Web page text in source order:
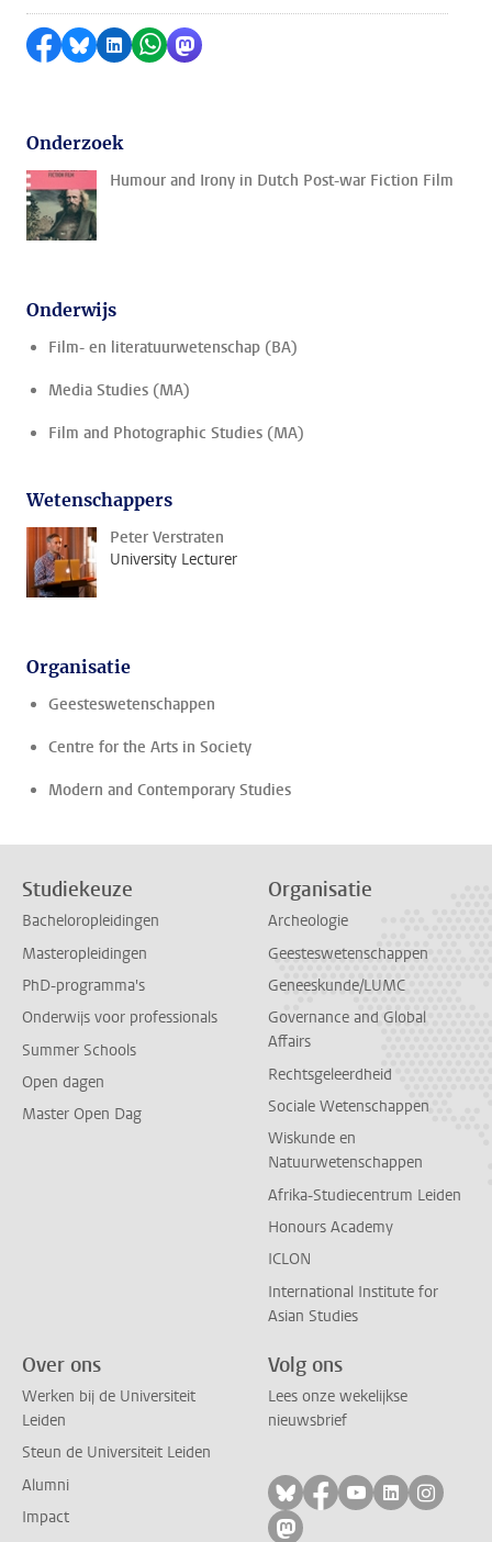
Delen op Facebook
Delen via Bluesky
Delen op LinkedIn
Delen via WhatsApp
Delen via Mastodon
Onderzoek
Humour and Irony in Dutch Post-war Fiction Film
Onderwijs
Film- en literatuurwetenschap (BA)
Media Studies (MA)
Film and Photographic Studies (MA)
Wetenschappers
Peter Verstraten
University Lecturer
Organisatie
Geesteswetenschappen
Centre for the Arts in Society
Modern and Contemporary Studies
Studiekeuze
Bacheloropleidingen
Masteropleidingen
PhD-programma's
Onderwijs voor professionals
Summer Schools
Open dagen
Master Open Dag
Organisatie
Archeologie
Geesteswetenschappen
Geneeskunde/LUMC
Governance and Global
Affairs
Rechtsgeleerdheid
Sociale Wetenschappen
Wiskunde en
Natuurwetenschappen
Afrika-Studiecentrum Leiden
Honours Academy
ICLON
International Institute for
Asian Studies
Over ons
Werken bij de Universiteit
Leiden
Steun de Universiteit Leiden
Alumni
Impact
Volg ons
Lees onze wekelijkse
nieuwsbrief
Volg ons op bluesky
Volg ons op
Volg ons op
Volg ons
Volg
Volg ons op mastodon